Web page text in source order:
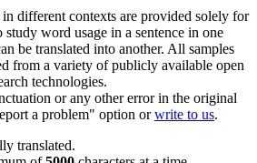
different contexts are provided solely for
word usage in a sentence in one
be translated into another. All samples
from a variety of publicly available open
technologies.
or any other error in the original
a problem" option orwrite to us.
translated.